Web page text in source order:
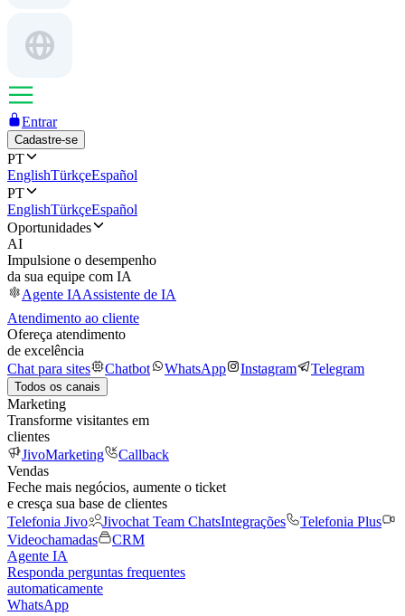
Entrar
Cadastre-se
PT
EnglishTürkçeEspañol
PT
EnglishTürkçeEspañol
Oportunidades
AI
Impulsione o desempenho
da sua equipe com IA
Agente IAAssistente de IA
Atendimento ao cliente
Ofereça atendimento
de excelência
Chat para sites
Chatbot WhatsApp Instagram Telegram
Todos os canais
Marketing
Transforme visitantes em
clientes
JivoMarketing
Callback
Vendas
Feche mais negócios, aumente o ticket
e cresça sua base de clientes
Telefonia Jivo
Jivochat Team ChatsIntegrações
Telefonia Plus
Videochamadas
CRM
Agente IA
Responda perguntas frequentes
automaticamente
WhatsApp